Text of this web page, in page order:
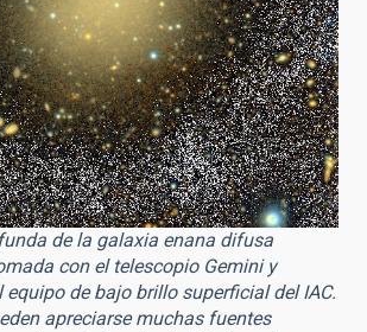
de la galaxia enana difusa
con el telescopio Gemini y
equipo de bajo brillo superficial del IAC.
apreciarse muchas fuentes